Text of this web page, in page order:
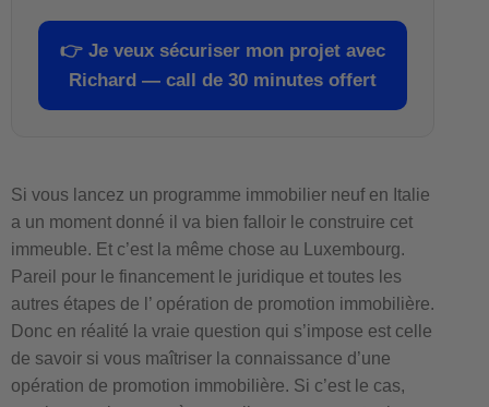
👉 Je veux sécuriser mon projet avec
Richard — call de 30 minutes offert
Si vous lancez un programme immobilier neuf en Italie
a un moment donné il va bien falloir le construire cet
immeuble. Et c’est la même chose au Luxembourg.
Pareil pour le financement le juridique et toutes les
autres étapes de l’ opération de promotion immobilière.
Donc en réalité la vraie question qui s’impose est celle
de savoir si vous maîtriser la connaissance d’une
opération de promotion immobilière. Si c’est le cas,